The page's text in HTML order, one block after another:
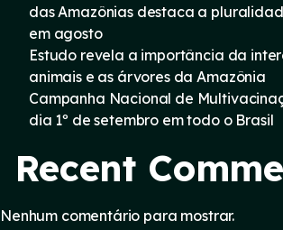
das Amazônias destaca a
em agosto
Estudo revela a importância da
animais e as árvores da Amazônia
Campanha Nacional de
dia 1º de setembro em todo o Brasil
Recent
Nenhum comentário para mostrar.